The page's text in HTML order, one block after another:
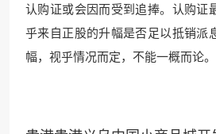
认购证或会因而受到追捧。认购证
乎来自正股的升幅是否足以抵销派
幅，视乎情况而定，不能一概而论。